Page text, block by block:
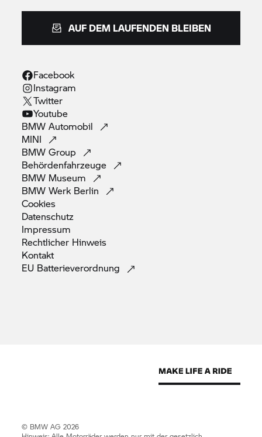
AUF DEM LAUFENDEN BLEIBEN
Facebook
Instagram
Twitter
Youtube
BMWAutomobil
MINI
BMWGroup
Behördenfahrzeuge
BMW Museum
BMW Werk Berlin
Cookies
Datenschutz
Impressum
Rechtlicher Hinweis
Kontakt
EU Batterieverordnung
© BMW AG 2026